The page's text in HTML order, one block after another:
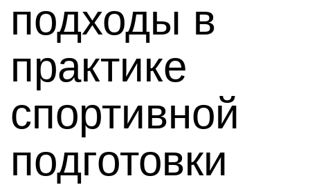
подходы в
практике
спортивной
подготовки